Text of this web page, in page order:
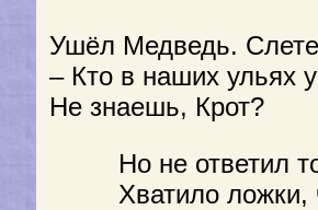
Ушёл Медведь.
– Кто в наших ульях
Не знаешь, Крот?
Но не ответил
Хватило ложки,